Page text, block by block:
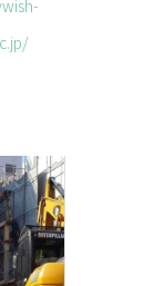
トップページ